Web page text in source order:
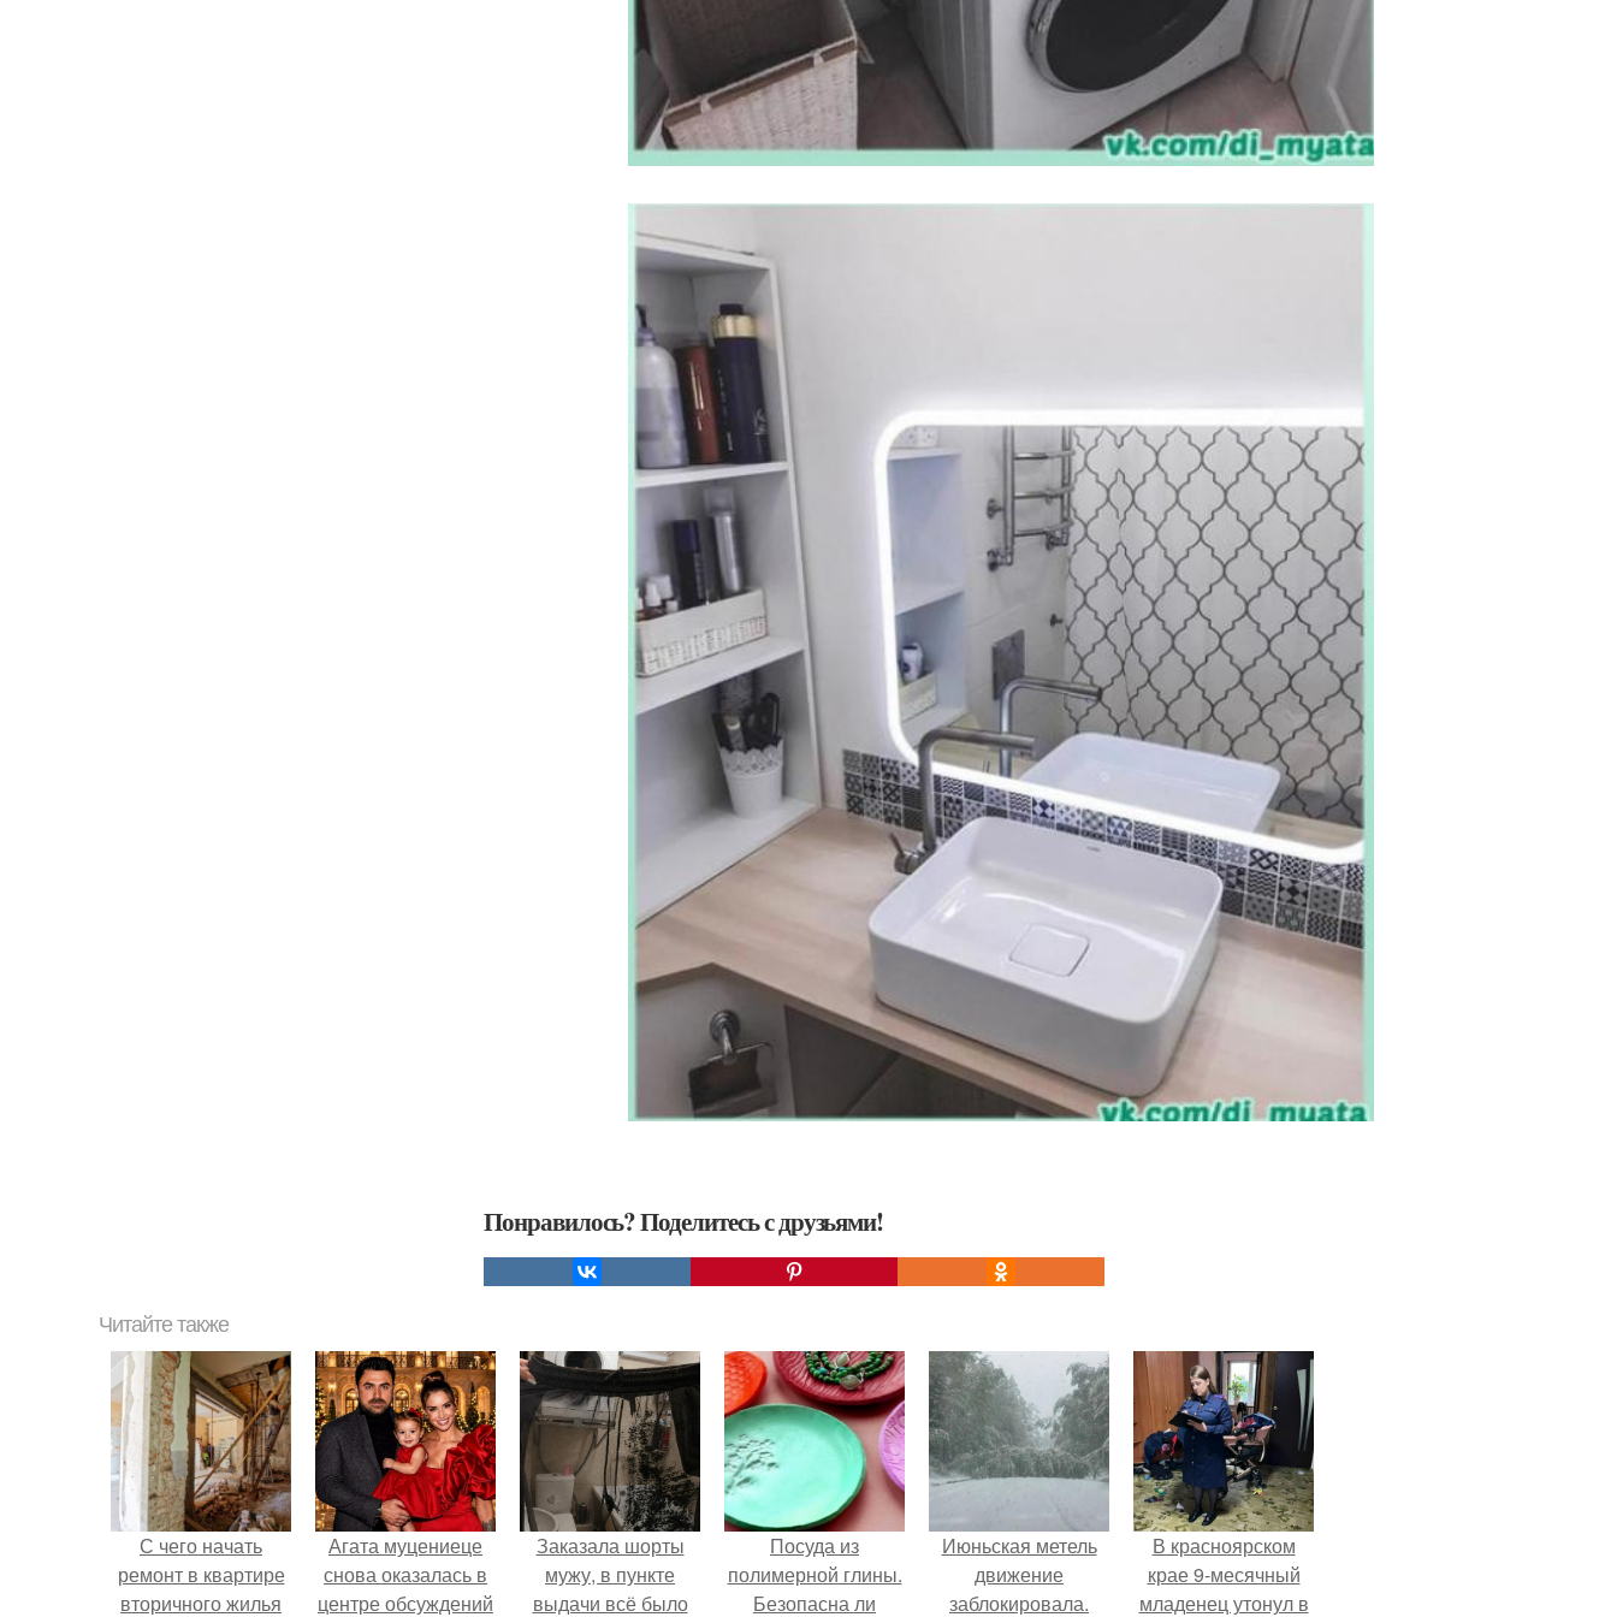
Понравилось? Поделитесь с друзьями!
Читайте также
С чего начать
ремонт в квартире
вторичного жилья
Агата муцениеце
снова оказалась в
центре обсуждений
Заказала шорты
мужу, в пункте
выдачи всё было
Посуда из
полимерной глины.
Безопасна ли
Июньская метель
движение
заблокировала.
В красноярском
крае 9-месячный
младенец утонул в